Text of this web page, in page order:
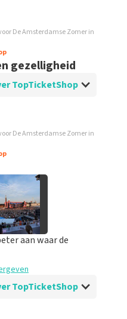
is prima, geen
De Amsterdamse Zomer in
gezelligheid
TopTicketShop
De Amsterdamse Zomer in
aan waar de
TopTicketShop